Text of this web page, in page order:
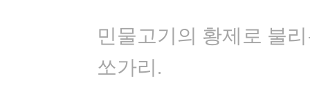
민물고기의 황제로 불
쏘가리.